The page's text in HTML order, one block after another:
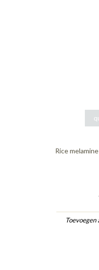
Rice